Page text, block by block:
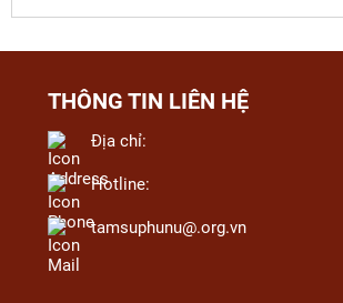
THÔNG TIN LIÊN HỆ
Địa chỉ:
Hotline:
tamsuphunu@.org.vn